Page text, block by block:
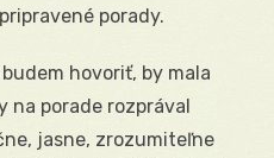
porady.
hovoriť, by mala
na porade rozprával
jasne, zrozumiteľne